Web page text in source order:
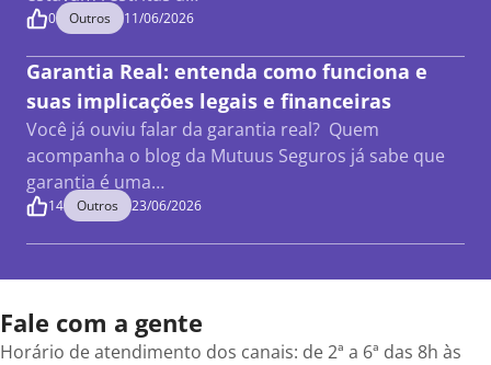
0 Outros 11/06/2026
Garantia Real: entenda como funciona e
suas implicações legais e financeiras
Você já ouviu falar da garantia real? Quem
acompanha o blog da Mutuus Seguros já sabe que
garantia é uma…
14 Outros 23/06/2026
Fale com a gente
Horário de atendimento dos canais: de 2ª a 6ª das 8h às